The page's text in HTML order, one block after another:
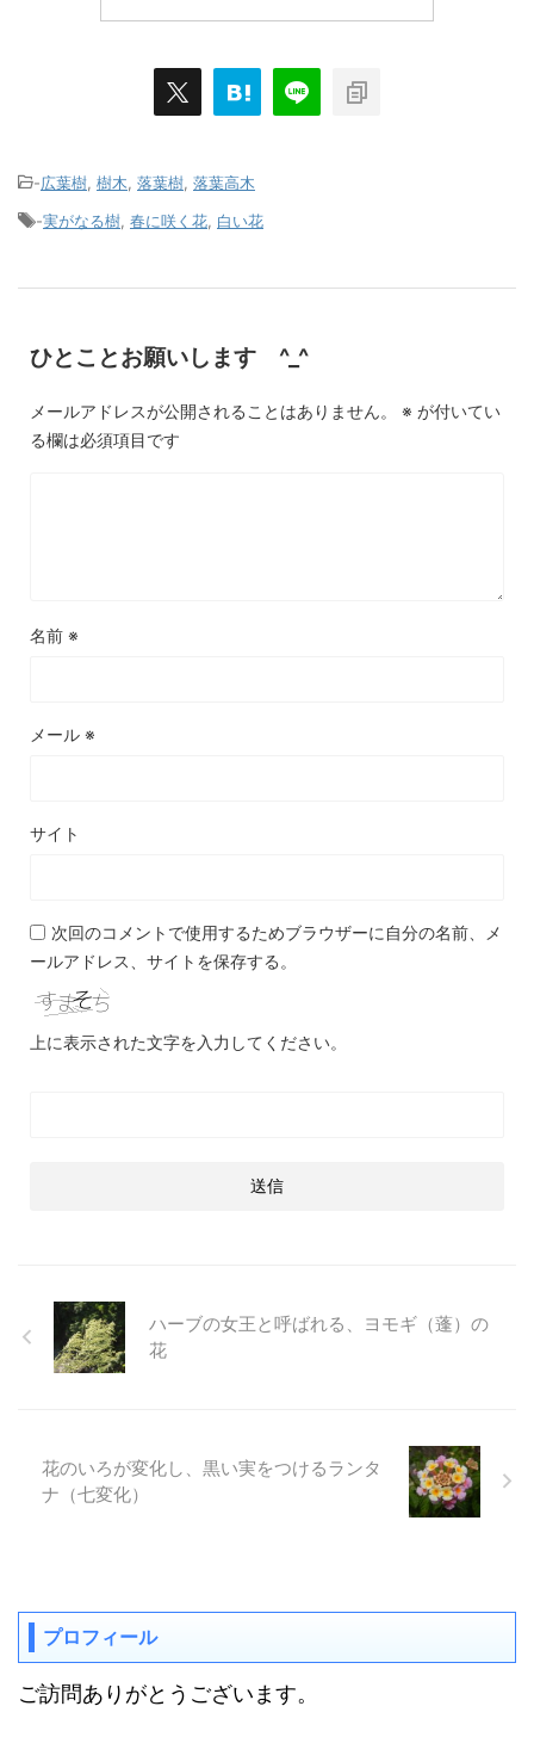
-広葉樹 樹木 落葉樹 落葉高木
-実がなる樹 春に咲く花 白い花
ひとことお願いします ^_^
メールアドレスが公開されることはありません。 ※ が付いてい
る欄は必須項目です
名前 ※
メール ※
サイト
次回のコメントで使用するためブラウザーに自分の名前、メ
ールアドレス、サイトを保存する。
上に表示された文字を入力してください。
ハーブの女王と呼ばれる、ヨモギ（蓬）の
花
花のいろが変化し、黒い実をつけるランタ
ナ（七変化）
プロフィール
ご訪問ありがとうございます。